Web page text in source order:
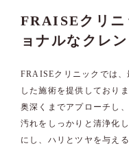
FRAISEクリニ
ョナルなクレ
FRAISEクリニックでは
した施術を提供しており
奥深くまでアプローチし
汚れをしっかりと清浄化
にし、ハリとツヤを与え